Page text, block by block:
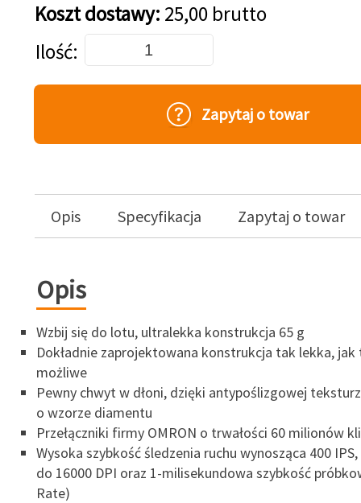
Koszt dostawy: 25,00 brutto
Dodaj do koszyka
Ilość
Zapytaj o towar
Opis Specyfikacja Zapytaj o towar
Opis
Wzbij się do lotu, ultralekka konstrukcja 65 g
Dokładnie zaprojektowana konstrukcja tak lekka,
możliwe
Pewny chwyt w dłoni, dzięki antypoślizgowej
o wzorze diamentu
Przełączniki firmy OMRON o trwałości 60 milionów
Wysoka szybkość śledzenia ruchu wynosząca 400
do 16000 DPI oraz 1-milisekundowa szybkość
Rate)